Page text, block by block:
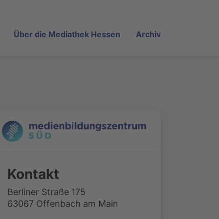
Über die Mediathek Hessen Archiv
Kontakt
Berliner Straße 175
63067 Offenbach am Main